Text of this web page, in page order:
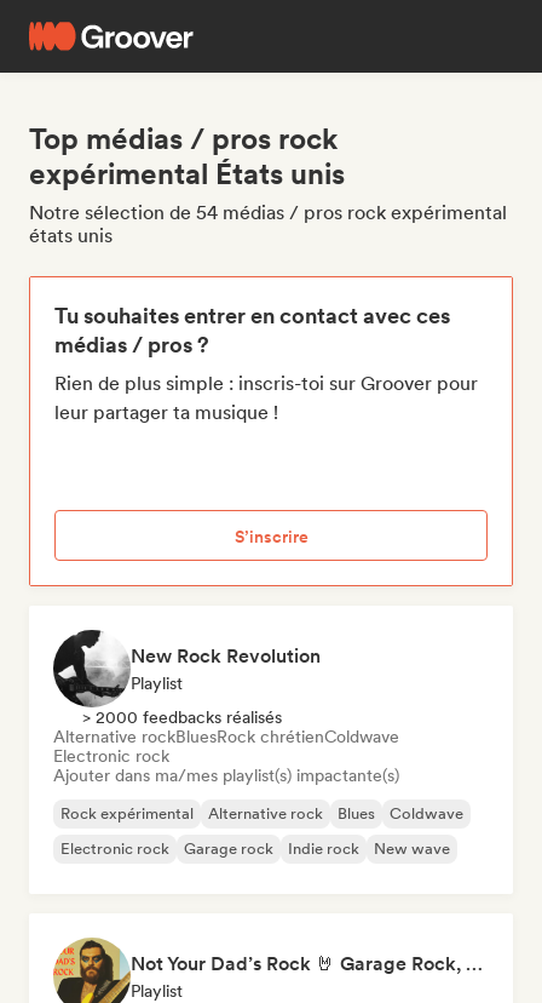
Top médias / pros rock
expérimental États unis
Notre sélection de 54 médias / pros rock expérimental
états unis
Tu souhaites entrer en contact avec ces
médias / pros ?
Rien de plus simple : inscris-toi sur Groover pour
leur partager ta musique !
S’inscrire
New Rock Revolution
Playlist
> 2000 feedbacks réalisés
Alternative rockBluesRock chrétienColdwave
Electronic rock
Ajouter dans ma/mes playlist(s) impactante(s)
Rock expérimental Alternative rock Blues
Coldwave
Electronic rock
Garage rock Indie rock New wave
Not Your Dad’s Rock 🤘 Garage Rock, Alt-Rock & Indie Anthems
Playlist